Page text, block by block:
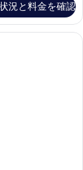
況と料金を確認
4 人部屋 ハーバー